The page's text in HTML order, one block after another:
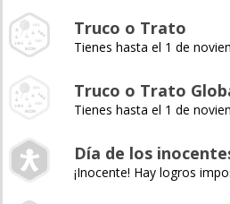
Truco o Trato
Tienes hasta el 1 de
Truco o Trato
Tienes hasta el 1 de
Día de los
¡Inocente! Hay logros